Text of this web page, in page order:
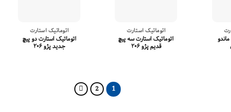
اتوماتیک استارت
اتوماتیک استارت سه پیچ
قدیم پژو ۲۰۶
اتوماتیک استارت
اتوماتیک استارت دو پیچ
جدید پژو ۲۰۶
1
2